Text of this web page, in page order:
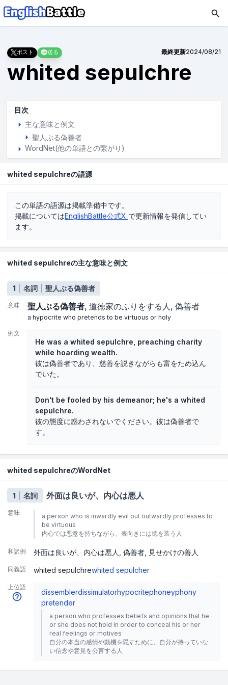
ポスト 送る 最終更新2024/08/21
whited sepulchre
目次
主な意味と例文
聖人ぶる偽善者
WordNet(他の単語との繋がり)
whited sepulchreの語源
この単語の語源は掲載準備中です。
掲載についてはEnglishBattle公式X で更新情報を発信してい
ます。
whited sepulchreの主な意味と例文
1 名詞 聖人ぶる偽善者
意味 聖人ぶる偽善者 道徳家のふりをする人 偽善者
a hypocrite who pretends to be virtuous or holy
例文
He was a whited sepulchre, preaching charity
while hoarding wealth.
彼は偽善者であり、慈善を説きながらも富をため込ん
でいた。
Don't be fooled by his demeanor; he's a whited
sepulchre.
彼の態度に惑わされないでください。彼は偽善者で
す。
whited sepulchreのWordNet
1 名詞 外面は良いが、内心は悪人
意味
a person who is inwardly evil but outwardly professes to
be virtuous
内心では悪意を持ちながら、表向きには徳を装う人
和訳例 外面は良いが、内心は悪人 偽善者 見せかけの善人
同義語 whited sepulchrewhited sepulcher
上位語
dissemblerdissimulatorhypocritephoneyphony
pretender
a person who professes beliefs and opinions that he
or she does not hold in order to conceal his or her
real feelings or motives
自分の本当の感情や動機を隠すために、自分が持っていな
い信念や意見を公言する人